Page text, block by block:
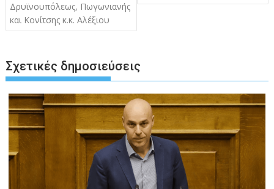
Δρυϊνουπόλεως, Πωγωνιανής
και Κονίτσης κ.κ. Αλέξιου
Σχετικές δημοσιεύσεις